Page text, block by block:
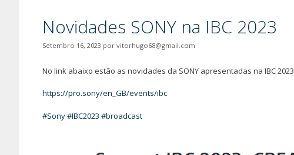
Novidades SONY na IBC 2023
Setembro 16, 2023 por vitorhugo68@gmail.com
No link abaixo estão as novidades da SONY apresentadas na IBC 2023
https://pro.sony/en_GB/events/ibc
#Sony#IBC2023 #broadcast